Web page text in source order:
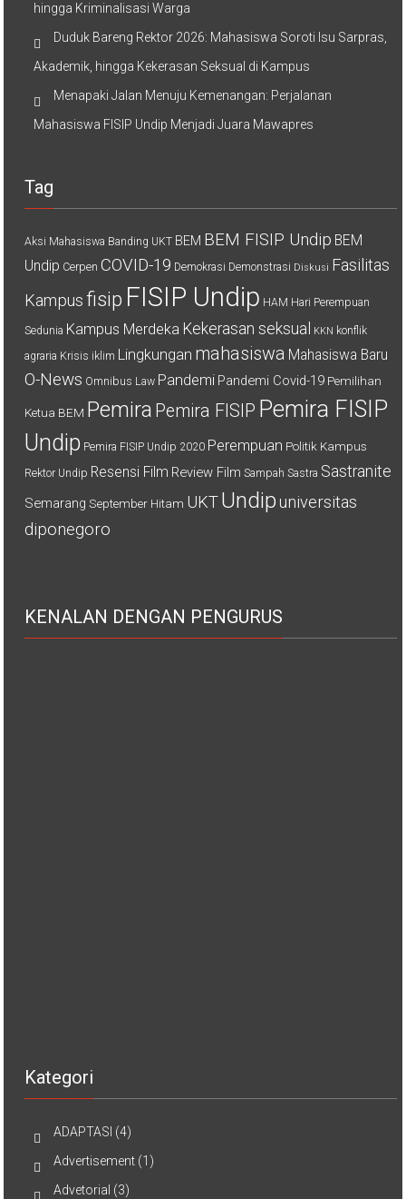
hingga Kriminalisasi Warga
Duduk Bareng Rektor 2026: Mahasiswa Soroti Isu Sarpras,
Akademik, hingga Kekerasan Seksual di Kampus
Menapaki Jalan Menuju Kemenangan: Perjalanan
Mahasiswa FISIP Undip Menjadi Juara Mawapres
Tag
Aksi Mahasiswa Banding UKT BEM BEM FISIP Undip BEM
Undip Cerpen COVID-19 Demokrasi Demonstrasi Diskusi Fasilitas
Kampus fisip FISIP Undip HAM Hari Perempuan
Sedunia Kampus Merdeka Kekerasan seksual KKN konflik
agraria Krisis iklim Lingkungan mahasiswa Mahasiswa Baru
O-News Omnibus Law Pandemi Pandemi Covid-19 Pemilihan
Ketua BEM Pemira Pemira FISIP Pemira FISIP
Undip Pemira FISIP Undip 2020 Perempuan Politik Kampus
Rektor Undip Resensi Film Review Film Sampah Sastra Sastranite
Semarang September Hitam UKTUndip universitas
diponegoro
KENALAN DENGAN PENGURUS
Kategori
ADAPTASI (4)
Advertisement (1)
Advetorial (3)